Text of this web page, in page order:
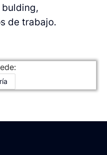
de trabajo.